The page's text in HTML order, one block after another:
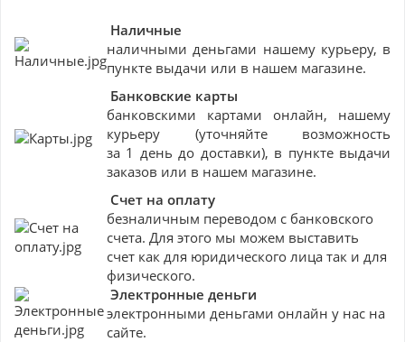
Наличные
наличными деньгами нашему курьеру, в
пункте выдачи или в нашем магазине.
Банковские карты
банковскими картами онлайн, нашему
курьеру (уточняйте возможность
за 1 день до доставки), в пункте выдачи
заказов или в нашем магазине.
Счет на оплату
безналичным переводом с банковского
счета. Для этого мы можем выставить
счет как для юридического лица так и для
физического.
Электронные деньги
электронными деньгами онлайн у нас на
сайте.